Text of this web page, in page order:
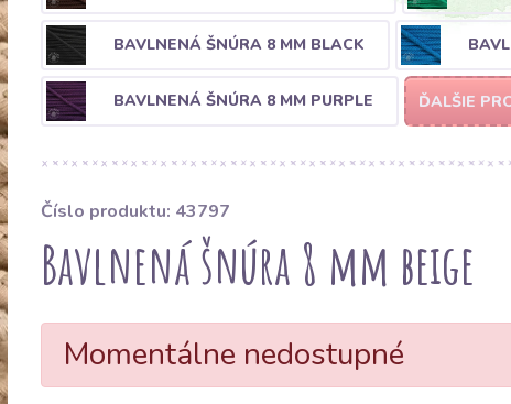
BAVLNENÁ ŠNÚRA 8 MM BLACK
BAVLNENÁ ŠNÚRA 8 MM PURPLE ĎALŠIE
Číslo produktu: 43797
Bavlnená šnúra 8 mm beige
Momentálne nedostupné